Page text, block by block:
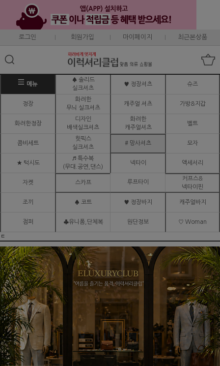
로그인 회원가입 마이페이지 최근본상품
메뉴
♠ 솔리드
실크셔츠
♥ 정장셔츠 슈즈
정장
화려한
무늬 실크셔츠
캐주얼 셔츠 가방&지갑
화려한정장
디자인
배색실크셔츠
화려한
캐주얼셔츠
벨트
콤비세트
핫픽스
실크셔츠
# 망사셔츠 모자
★ 턱시도
♬ 특수복
(무대.공연,댄스)
넥타이 액세서리
자켓 스카프 루프타이
커프스&
넥타이핀
조끼 ♠ 코트 ♥ 정장바지 캐주얼바지
점퍼 ♣유니폼,단체복 원단정보 ♡ Woman
ㅌ